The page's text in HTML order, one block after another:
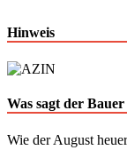
Hinweis
Was sagt der
Wie der August